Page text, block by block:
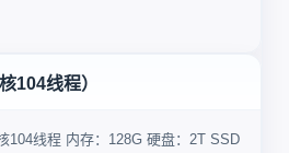
104线程）
104线程 内存：128G 硬盘：2T SSD